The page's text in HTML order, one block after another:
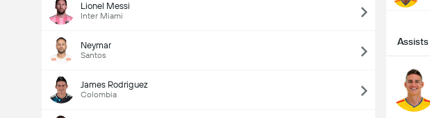
Lionel Messi
Inter Miami
Neymar
Santos
James Rodriguez
Colombia
Assists